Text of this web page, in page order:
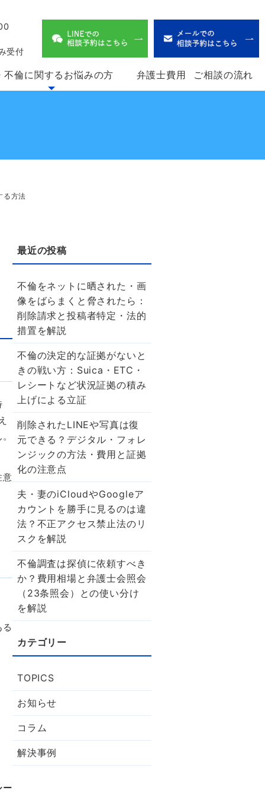
不倫に関するお悩みの方 弁護士費用 ご相談の流れ
受付
る方法
意
ー
不倫をネットに晒された・画
像をばらまくと脅されたら：
削除請求と投稿者特定・法的
措置を解説
不倫の決定的な証拠がないと
きの戦い方：Suica・ETC・
レシートなど状況証拠の積み
上げによる立証
削除されたLINEや写真は復
元できる？デジタル・フォレ
ンジックの方法・費用と証拠
化の注意点
夫・妻のiCloudやGoogleア
カウントを勝手に見るのは違
法？不正アクセス禁止法のリ
スクを解説
不倫調査は探偵に依頼すべき
か？費用相場と弁護士会照会
（23条照会）との使い分け
を解説
TOPICS
お知らせ
コラム
解決事例